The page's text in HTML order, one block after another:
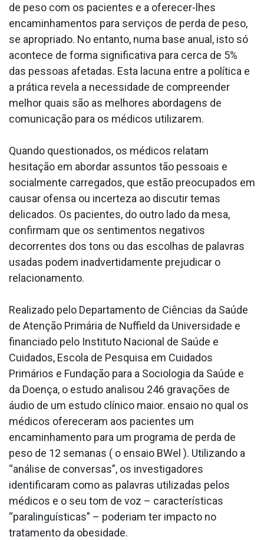
de peso com os pacientes e a oferecer-lhes
encaminhamentos para serviços de perda de peso,
se apropriado. No entanto, numa base anual, isto só
acontece de forma significativa para cerca de 5%
das pessoas afetadas. Esta lacuna entre a política e
a prática revela a necessidade de compreender
melhor quais são as melhores abordagens de
comunicação para os médicos utilizarem.
Quando questionados, os médicos relatam
hesitação em abordar assuntos tão pessoais e
socialmente carregados, que estão preocupados em
causar ofensa ou incerteza ao discutir temas
delicados. Os pacientes, do outro lado da mesa,
confirmam que os sentimentos negativos
decorrentes dos tons ou das escolhas de palavras
usadas podem inadvertidamente prejudicar o
relacionamento.
Realizado pelo Departamento de Ciências da Saúde
de Atenção Primária de Nuffield da Universidade e
financiado pelo Instituto Nacional de Saúde e
Cuidados, Escola de Pesquisa em Cuidados
Primários e Fundação para a Sociologia da Saúde e
da Doença, o estudo analisou 246 gravações de
áudio de um estudo clínico maior. ensaio no qual os
médicos ofereceram aos pacientes um
encaminhamento para um programa de perda de
peso de 12 semanas ( o ensaio BWel ). Utilizando a
“análise de conversas”, os investigadores
identificaram como as palavras utilizadas pelos
médicos e o seu tom de voz – características
“paralinguísticas” – poderiam ter impacto no
tratamento da obesidade.